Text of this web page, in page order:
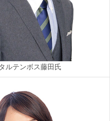
ルテンボス藤田氏